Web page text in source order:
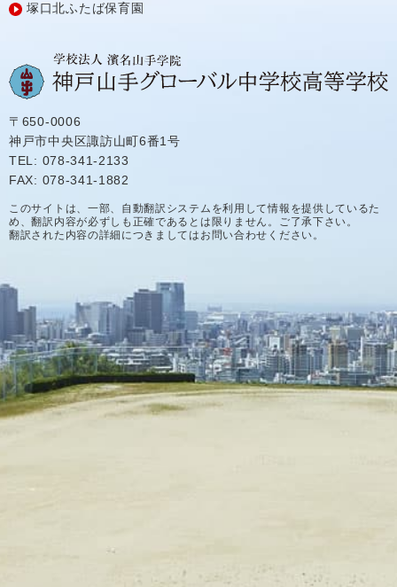
塚口北ふたば保育園
〒650-0006
神戸市中央区諏訪山町6番1号
TEL: 078-341-2133
FAX: 078-341-1882
このサイトは、一部、自動翻訳システムを利用して情報を提供しているた
め、翻訳内容が必ずしも正確であるとは限りません。ご了承下さい。
翻訳された内容の詳細につきましてはお問い合わせください。